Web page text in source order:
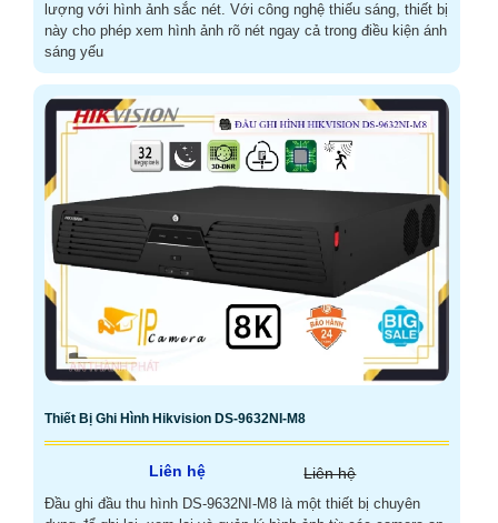
lượng với hình ảnh sắc nét. Với công nghệ thiếu sáng, thiết bị
này cho phép xem hình ảnh rõ nét ngay cả trong điều kiện ánh
sáng yếu
Thiết Bị Ghi Hình Hikvision DS-9632NI-M8
Liên hệ Liên hệ
Đầu ghi đầu thu hình DS-9632NI-M8 là một thiết bị chuyên